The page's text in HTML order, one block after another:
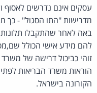
עסקים אינם נדרשים לאסוף
מדרישות "התו הסגול" - כך
באה לאחר שהתקבלו
להם מידע אישי הכולל
זוהי כביכול דרישה של
הוראות משרד הבריאות
הקורונה בישראל.